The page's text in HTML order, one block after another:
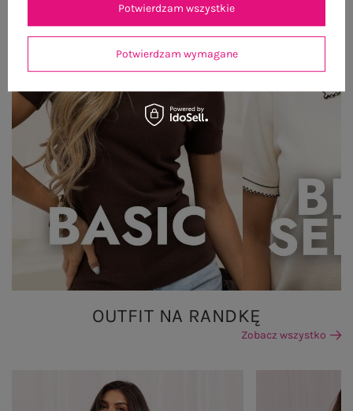
OUTFIT NA RANDKĘ
Zobacz wszystko
Potwierdzam wymagane
Potwierdzam wszystkie